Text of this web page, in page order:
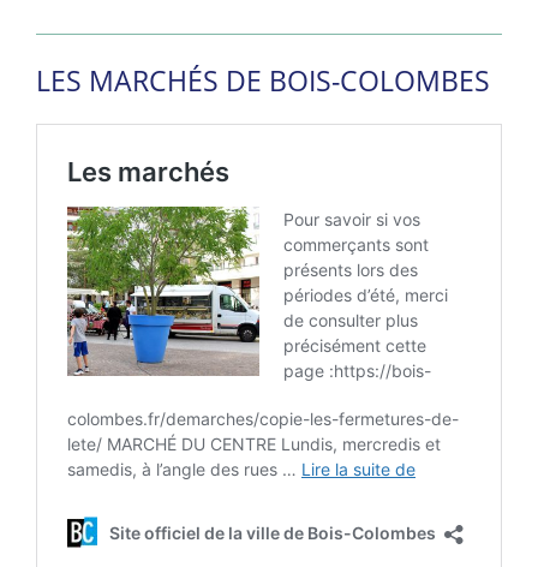
LES MARCHÉS DE BOIS-COLOMBES